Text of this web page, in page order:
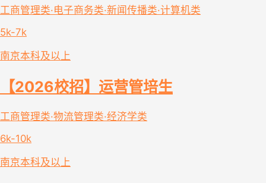
工商管理类·电子商务类·新闻传播类·计算机类
5k-7k
南京本科及以上
【2026校招】运营管培生
工商管理类·物流管理类·经济学类
6k-10k
南京本科及以上